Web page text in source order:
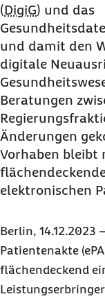
(DigiG) und das
und damit den
digitale
Beratungen
Änderungen
Vorhaben bleibt
elektronischen
Berlin, 14.12.2023
Patientenakte
flächendeckend